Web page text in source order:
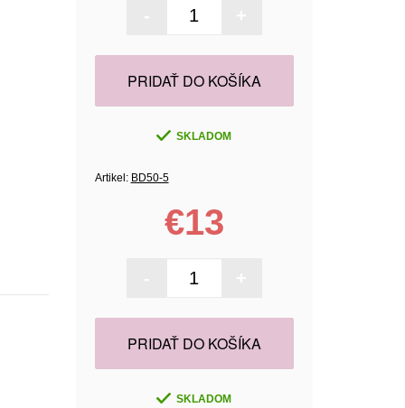
PRIDAŤ DO KOŠÍKA
SKLADOM
Artikel: BD50-5
€13
PRIDAŤ DO KOŠÍKA
SKLADOM